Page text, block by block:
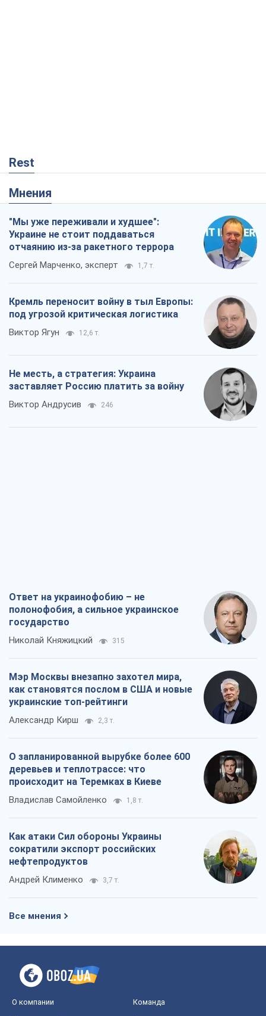
Rest
Мнения
"Мы уже переживали и худшее":
Украине не стоит поддаваться
отчаянию из-за ракетного террора
Сергей Марченко, эксперт 1,7 т.
Кремль переносит войну в тыл Европы:
под угрозой критическая логистика
Виктор Ягун 12,6 т.
Не месть, а стратегия: Украина
заставляет Россию платить за войну
Виктор Андрусив 246
Ответ на украинофобию – не
полонофобия, а сильное украинское
государство
Николай Княжицкий 315
Мэр Москвы внезапно захотел мира,
как становятся послом в США и новые
украинские топ-рейтинги
Александр Кирш 2,3 т.
О запланированной вырубке более 600
деревьев и теплотрассе: что
происходит на Теремках в Киеве
Владислав Самойленко 1,8 т.
Как атаки Сил обороны Украины
сократили экспорт российских
нефтепродуктов
Андрей Клименко 3,7 т.
Все мнения
О компании Команда